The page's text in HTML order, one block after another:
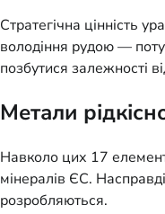
Стратегічна цінність
володіння рудою —
позбутися залежності
Метали
Навколо цих 17
мінералів ЄС.
розробляються.